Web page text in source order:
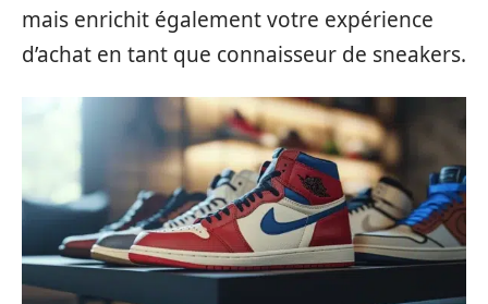
mais enrichit également votre expérience
d’achat en tant que connaisseur de sneakers.